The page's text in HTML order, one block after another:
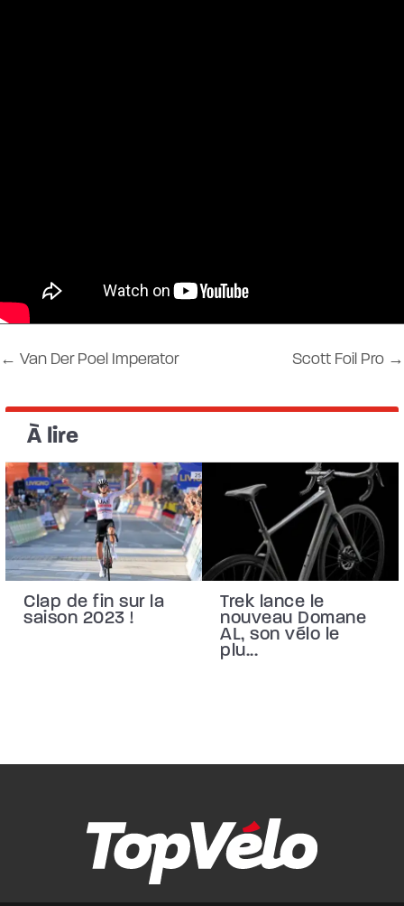
← Van Der Poel Imperator Scott Foil Pro →
À lire
Clap de fin sur la
saison 2023 !
Trek lance le
nouveau Domane
AL, son vélo le
plu...